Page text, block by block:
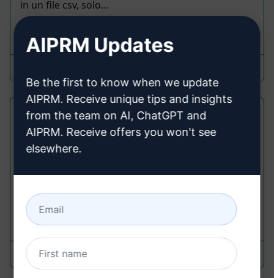
in un file csv, solo...
1,041 0
Sommario di un Articolo
Summarize Prompts
Crawling di un URL. Ottieni un sommario, i punti
principali e le statistiche principali.
511 0
Garrett Sussman
AIPRM Updates
Be the first to know when we update
AIPRM. Receive unique tips and insights
from the team on AI, ChatGPT and
AIPRM. Receive offers you won't see
elsewhere.